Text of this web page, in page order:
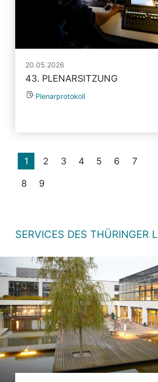
20.05.2026
43. PLENARSITZUNG
Plenarprotokoll
1 2 3 4 5 6 7
8 9
SERVICES DES THÜRINGER